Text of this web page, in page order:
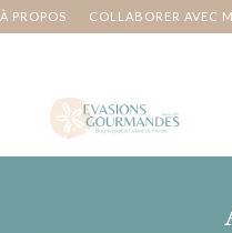
À PROPOS COLLABORER AVEC